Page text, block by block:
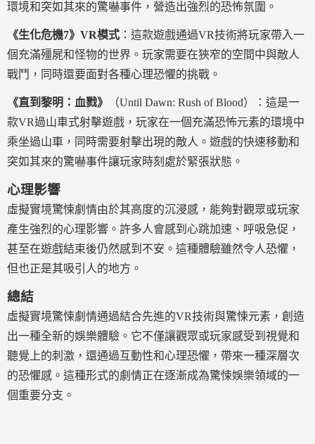
環境和突如其來的驚嚇事件，營造出強烈的恐怖氛圍。
《生化危機7》VR模式 ：這款遊戲通過VR技術將玩家帶入一
個充滿殭屍和怪物的世界。玩家需要在狹窄的空間中與敵人
戰鬥，同時還要面對各種心理恐懼的挑戰。
《直到黎明：血戮》
（Until Dawn: Rush of Blood）：這是一
款VR過山車式射擊遊戲，玩家在一個充滿恐怖元素的環境中
乘坐過山車，同時需要射擊出現的敵人。遊戲的快速移動和
突如其來的驚嚇事件讓玩家時刻處於緊張狀態。
心理影響
虛擬實境驚悚劇情由於其高度的沉浸感，能夠對觀眾或玩家
產生強烈的心理影響。許多人會感到心跳加速、呼吸急促，
甚至在遊戲結束後仍然感到不安。這種體驗雖然令人恐懼，
但也正是其吸引人的地方。
總結
虛擬實境驚悚劇情通過結合先進的VR技術與驚悚元素，創造
出一種全新的娛樂體驗。它不僅讓觀眾或玩家感受到視覺和
聽覺上的刺激，還通過互動性和心理恐懼，帶來一種深層次
的恐懼感。這種形式的劇情正在逐漸成為驚悚娛樂領域的一
個重要分支。